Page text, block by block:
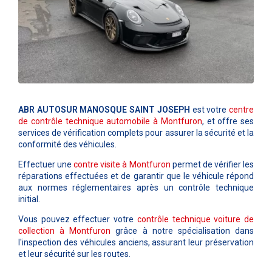
ABR AUTOSUR MANOSQUE SAINT JOSEPH est votrecentre
de contrôle technique automobile à Montfuron, et offre ses
services de vérification complets pour assurer la sécurité et la
conformité des véhicules.
Effectuer unecontre visite à Montfuron permet de vérifier les
réparations effectuées et de garantir que le véhicule répond
aux normes réglementaires après un contrôle technique
initial.
Vous pouvez effectuer votre contrôle technique voiture de
collection à
Montfuron grâce à notre spécialisation dans
l'inspection des véhicules anciens, assurant leur préservation
et leur sécurité sur les routes.